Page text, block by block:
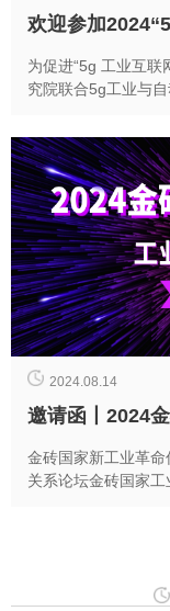
欢迎参加
为促进“5g 工业互联
究院联合5g工业与
2024.08.14
邀请函丨2024
金砖国家新工业革
关系论坛金砖国家工